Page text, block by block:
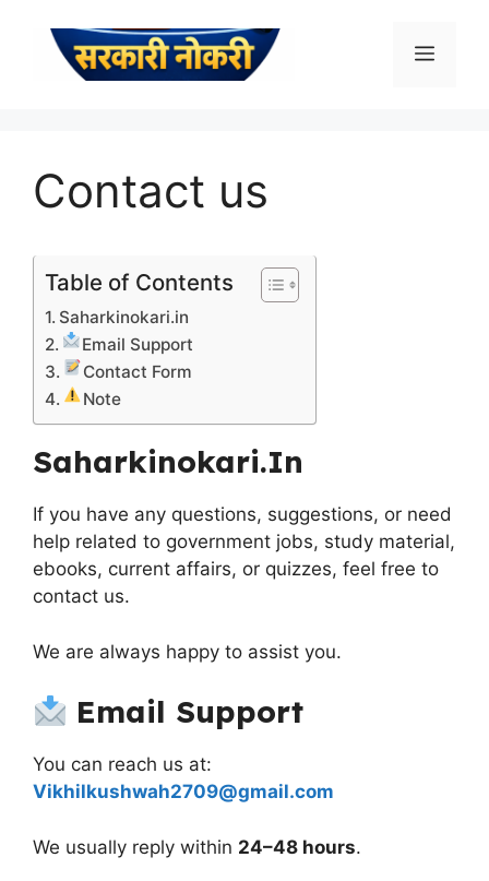
Menu
Contact us
Table of Contents
Saharkinokari.in
Email Support
Contact Form
Note
Saharkinokari.in
If you have any questions, suggestions, or need
help related to government jobs, study material,
ebooks, current affairs, or quizzes, feel free to
contact us.
We are always happy to assist you.
Email Support
You can reach us at:
Vikhilkushwah2709@gmail.com
We usually reply within 24–48 hours.